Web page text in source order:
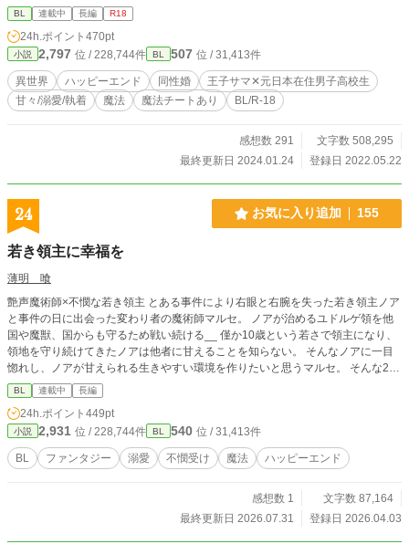
婚してからも平和な隠居生活なんて始まりません。 いつでも事件は向こうから
やってくるのです。 ＊『魔法が使えると王子サマに溺愛されるそうです〜婚約
者編〜』の続きの物語になります。 ＊前作をご存じなくても楽しめるよう頑張
りますが、力不足過ぎて申し訳なく思います…。 ＊R18は予告なく入ります。
＊できる限り一日一回は更新したい…(野望) ＊豆腐メンタルの主婦なので、優し
くしてください…。
BL 連載中 長編 R18
24h.ポイント 470pt
小説 2,797 位 / 228,744件 BL 507 位 / 31,413件
異世界 ハッピーエンド 同性婚
王子サマ✕元日本在住男子高校生
甘々/溺愛/執着
魔法 魔法チートあり BL/R-18
感想数 291
文字数 508,295
最終更新日 2024.01.24
登録日 2022.05.22
24 お気に入り追加 155
若き領主に幸福を
薄明 喰
艶声魔術師×不憫な若き領主 とある事件により右眼と右腕を失った若き領主ノア
と事件の日に出会った変わり者の魔術師マルセ。 ノアが治めるユドルゲ領を他
国や魔獣、国からも守るため戦い続ける__ 僅か10歳という若さで領主になり、
領地を守り続けてきたノアは他者に甘えることを知らない。 そんなノアに一目
惚れし、ノアが甘えられる生きやすい環境を作りたいと思うマルセ。 そんな2人
の成長と戦いの物語 ＿＿＿＿＿＿＿＿＿＿＿ 短編集であげていた物語を気に入
りすぎて独立させました。 短編集の方とは少し言葉や文が変わっている箇所も
あります。 また短編集に掲載中の物語はしばらくしたら削除します。 どうぞお
楽しみください
BL 連載中 長編
24h.ポイント 449pt
小説 2,931 位 / 228,744件 BL 540 位 / 31,413件
BL ファンタジー 溺愛 不憫受け 魔法 ハッピーエンド
感想数 1
文字数 87,164
最終更新日 2026.07.31
登録日 2026.04.03